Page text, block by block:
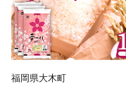
福岡県大木町